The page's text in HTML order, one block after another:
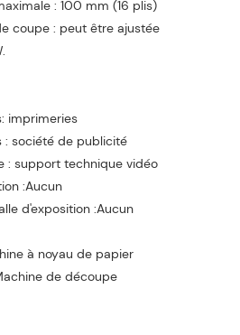
: 100 mm (16 plis)
coupe : peut être ajustée
imprimeries
: société de publicité
: support technique vidéo
:Aucun
d'exposition :Aucun
à noyau de papier
de découpe